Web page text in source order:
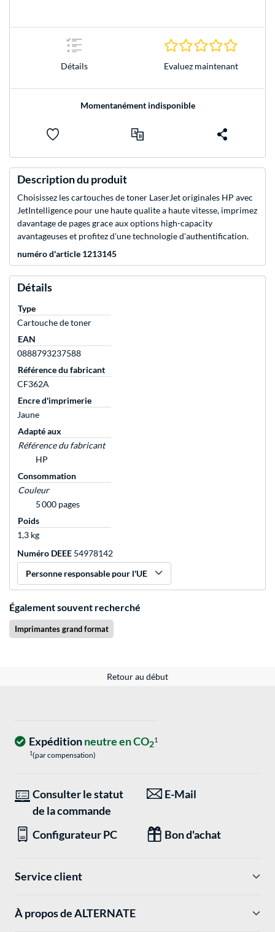
Détails Evaluez maintenant
Momentanément indisponible
Description du produit
Choisissez les cartouches de toner LaserJet originales HP avec
JetIntelligence pour une haute qualite a haute vitesse, imprimez
davantage de pages grace aux options high-capacity
avantageuses et profitez d'une technologie d'authentification.
numéro d'article 1213145
Détails
Type
Cartouche de toner
EAN
0888793237588
Référence du fabricant
CF362A
Encre d'imprimerie
Jaune
Adapté aux
Référence du fabricant
HP
Consommation
Couleur
5 000 pages
Poids
1,3 kg
Numéro DEEE 54978142
Personne responsable pour l'UE
Également souvent recherché
Imprimantes grand format
Retour au début
Expéditionneutre en CO21
1(par compensation)
Consulter le statut
de la commande
E-Mail
Configurateur PC Bon d'achat
Service client
À propos de ALTERNATE